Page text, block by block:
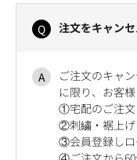
注文をキャン
ご注文のキャ
に限り、お客
①宅配のご注文
②刺繍・裾上げ
③会員登録しロ